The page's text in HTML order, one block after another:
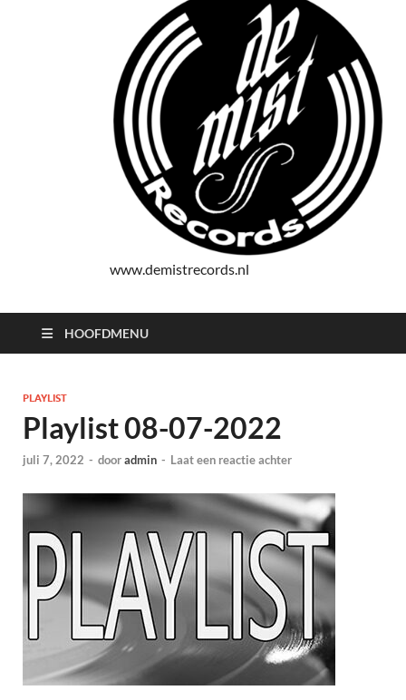
www.demistrecords.nl
HOOFDMENU
PLAYLIST
Playlist 08-07-2022
juli 7, 2022 - dooradmin - Laat een reactie achter